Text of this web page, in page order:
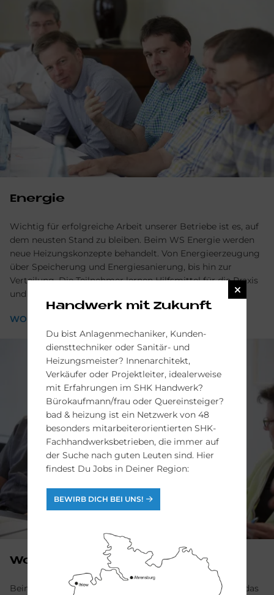
Energie
Wichtig für erfolgreiche Arbeit unserer Betriebe ist es, auf
dem neusten Stand zu bleiben. Beim WS Energie werden
neue Heizungskonzepte behandelt. Von Energieerzeugung
über Speicherung und Energiesanierung, bis hin zur
Verteilung. Die Teilnehmer lernen Hilfsmittel für die Praxis
und die richtigen Vermarktungskonzepte kennen.
WORKSHOP ENERGIE
Wohnraum
Beim Workshop Wohnraum möchten wir gemeinsam das
Handwerk mit Zukunft
Du bist Anlagen­mechaniker, Kunden­
dienst­techniker oder Sanitär- und
Heizungs­meister? Innen­architekt,
Verkäufer oder Projekt­leiter, idealer­weise
mit Er­fahrungen im SHK Hand­werk?
Büro­kauf­mann/frau oder Quer­ein­steiger?
bad & heizung ist ein Netz­werk von 48
besonders mit­arbeite­rorientierten SHK-
Fach­hand­werks­betrieben, die immer auf
der Suche nach guten Leuten sind. Hier
findest Du Jobs in Deiner Region:
BEWIRB DICH BEI UNS!